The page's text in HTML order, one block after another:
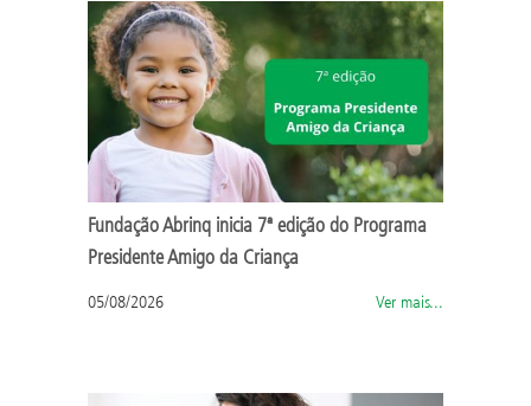
Fundação Abrinq inicia 7ª edição do Programa
Presidente Amigo da Criança
05/08/2026 Ver mais...